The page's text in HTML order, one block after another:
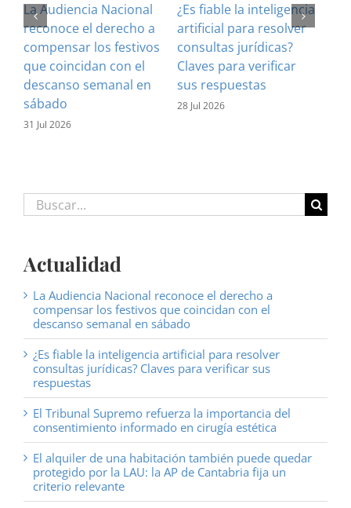
La Audiencia Nacional
reconoce el derecho a
compensar los festivos
que coincidan con el
descanso semanal en
sábado
31 Jul 2026
¿Es fiable la inteligencia
artificial para resolver
consultas jurídicas?
Claves para verificar
sus respuestas
28 Jul 2026
Buscar:
Actualidad
La Audiencia Nacional reconoce el derecho a
compensar los festivos que coincidan con el
descanso semanal en sábado
¿Es fiable la inteligencia artificial para resolver
consultas jurídicas? Claves para verificar sus
respuestas
El Tribunal Supremo refuerza la importancia del
consentimiento informado en cirugía estética
El alquiler de una habitación también puede quedar
protegido por la LAU: la AP de Cantabria fija un
criterio relevante